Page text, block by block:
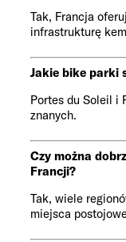
Tak, Francja
infrastrukturę
Jakie bike parki
Portes du Soleil i
znanych.
Czy można
Francji?
Tak, wiele
miejsca